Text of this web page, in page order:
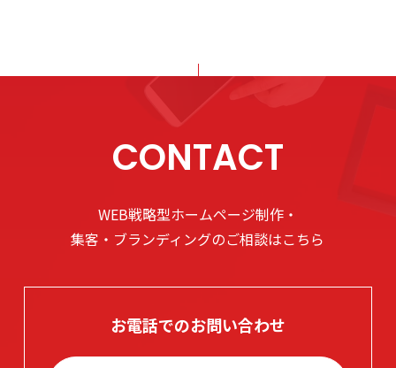
CONTACT
WEB戦略型ホームページ制作・
集客・ブランディングのご相談はこちら
お電話でのお問い合わせ